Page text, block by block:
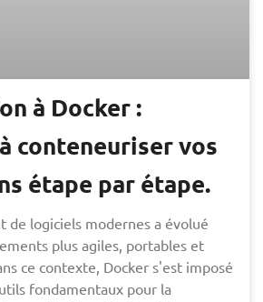
à Docker :
conteneuriser vos
étape par étape.
de logiciels modernes a évolué
plus agiles, portables et
ce contexte, Docker s'est imposé
fondamentaux pour la